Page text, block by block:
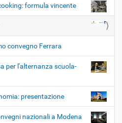
formula vincente
convegno Ferrara
per l'alternanza scuola-
presentazione
nazionali a Modena